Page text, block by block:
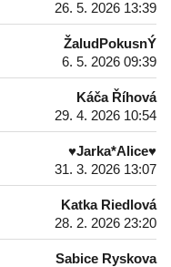
26. 5. 2026 13:39
ŽaludPokusnÝ
6. 5. 2026 09:39
Káča Říhová
29. 4. 2026 10:54
♥Jarka*Alice♥
31. 3. 2026 13:07
Katka Riedlová
28. 2. 2026 23:20
Sabice Ryskova